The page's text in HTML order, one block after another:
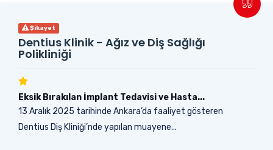
Şikayet
Dentius Klinik - Ağız ve Diş Sağlığı
Polikliniği
Eksik Bırakılan İmplant Tedavisi ve Hasta...
13 Aralık 2025 tarihinde Ankara’da faaliyet gösteren
Dentius Diş Kliniği’nde yapılan muayene...